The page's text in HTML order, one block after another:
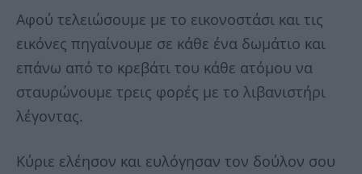
Αφού τελειώσουμε με το εικονοστάσι και τις
εικόνες πηγαίνουμε σε κάθε ένα δωμάτιο και
επάνω από το κρεβάτι του κάθε ατόμου να
σταυρώνουμε τρεις φορές με το λιβανιστήρι
λέγοντας.
Κύριε ελέησον και ευλόγησαν τον δούλον σου